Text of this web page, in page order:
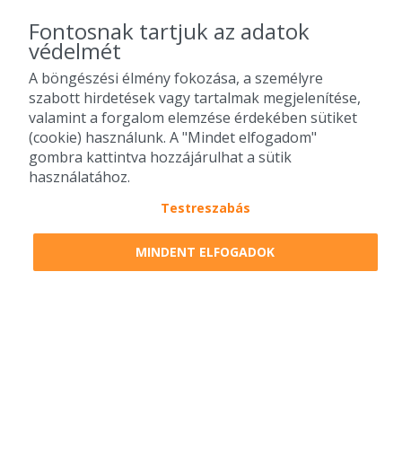
2010-2026 Copyright - Falatozz.hu - Diston-line Kft.
Fontosnak tartjuk az adatok
védelmét
A böngészési élmény fokozása, a személyre
szabott hirdetések vagy tartalmak megjelenítése,
valamint a forgalom elemzése érdekében sütiket
(cookie) használunk. A "Mindet elfogadom"
gombra kattintva hozzájárulhat a sütik
használatához.
Testreszabás
MINDENT ELFOGADOK